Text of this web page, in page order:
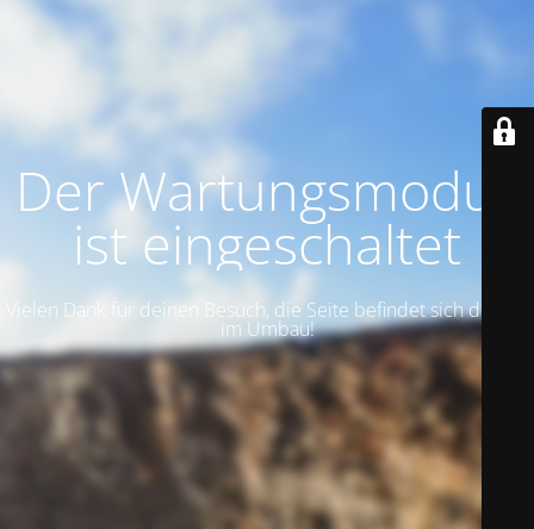
Der Wartungsmodus
ist eingeschaltet
Vielen Dank für deinen Besuch, die Seite befindet sich derzeit
im Umbau!